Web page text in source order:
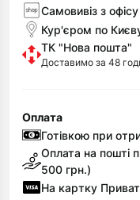
Самовивіз з офісу
Кур'єром по
ТК "Нова пошта"
Доставимо за 48
Оплата
Готівкою при
Оплата на пошті
500 грн.)
На картку